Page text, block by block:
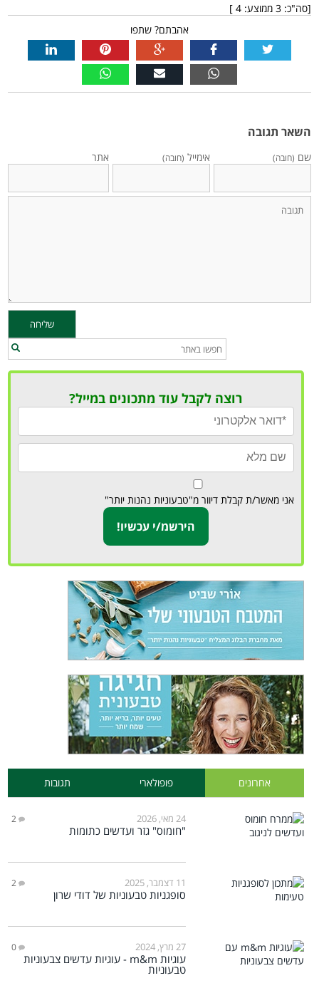
[סה"כ: 3 ממוצע: 4
]
אהבתם? שתפו
השאר תגובה
שם (חובה) אימייל (חובה) אתר
רוצה לקבל עוד מתכונים במייל?
אני מאשר/ת קבלת דיוור מ"טבעוניות נהנות יותר"
אחרונים פופולארי תגובות
24 מאי, 2026 2
"חומוס" גזר ועדשים כתומות
11 דצמבר, 2025 2
סופגניות טבעוניות של דודי שרון
27 מרץ, 2024 0
עוגיות m&m - עוגיות עדשים צבעוניות
טבעוניות